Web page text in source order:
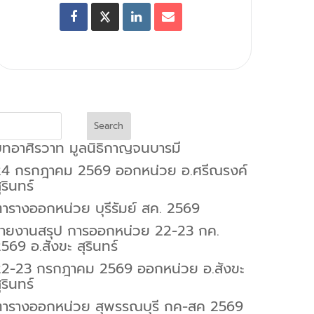
Search
อาศิรวาท มูลนิธิกาญจนบารมี
กรกฎาคม 2569 ออกหน่วย อ.ศรีณรงค์
นทร์
รางออกหน่วย บุรีรัมย์ สค. 2569
ยงานสรุป การออกหน่วย 22-23 กค.
อ.สังขะ สุรินทร์
23 กรกฎาคม 2569 ออกหน่วย อ.สังขะ
นทร์
รางออกหน่วย สุพรรณบุรี กค-สค 2569